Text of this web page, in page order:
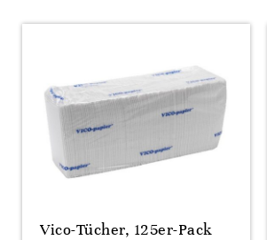
Vico-Tücher, 125er-Pack